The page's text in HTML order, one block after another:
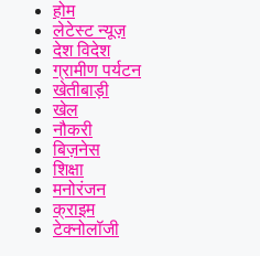
होम
लेटेस्ट न्यूज़
देश विदेश
ग्रामीण पर्यटन
खेतीबाड़ी
खेल
नौकरी
बिज़नेस
शिक्षा
मनोरंजन
क्राइम
टेक्नोलॉजी